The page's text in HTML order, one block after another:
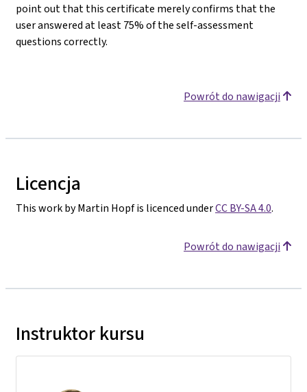
point out that this certificate merely confirms that the
user answered at least 75% of the self-assessment
questions correctly.
Powrót do nawigacji
Licencja
This work by Martin Hopf is licenced underCC BY-SA 4.0.
Powrót do nawigacji
Instruktor kursu